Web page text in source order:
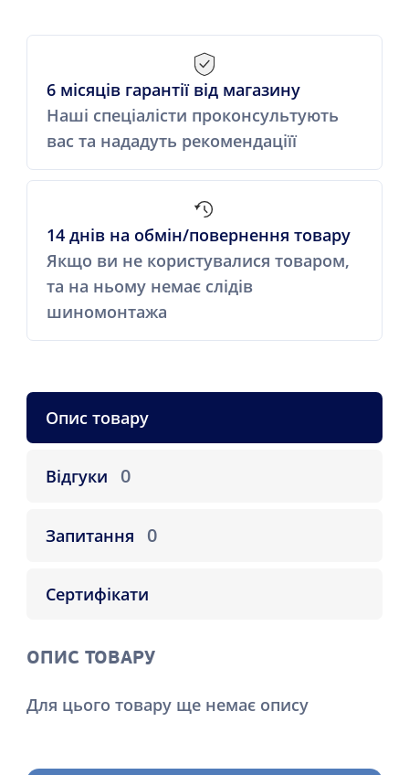
6 місяців гарантії від магазину
Наші спеціалісти проконсультують
вас та нададуть рекомендаціїї
14 днів на обмін/повернення товару
Якщо ви не користувалися товаром,
та на ньому немає слідів
шиномонтажа
Опис товару
Відгуки 0
Запитання 0
Сертифікати
ОПИС ТОВАРУ
Для цього товару ще немає опису